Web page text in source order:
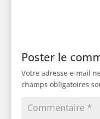
Poster le
Votre adresse e-mail
champs obligatoires